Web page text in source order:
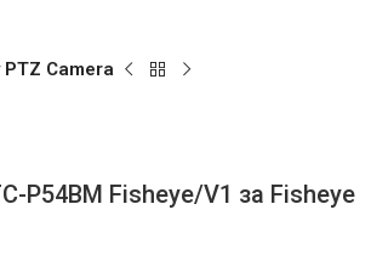
Camera
P54BM Fisheye/V1 за Fisheye